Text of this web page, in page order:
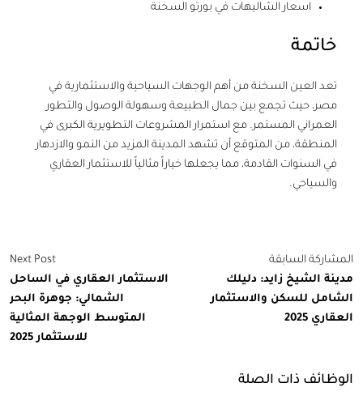
اسعار الشاليهات في بورتو السخنة
خاتمة
العين السخنةمن أهم الوجهات السياحية والاستثمارية في
مصر، حيث تجمع بين جمال الطبيعة وسهولة الوصول والتطور
العمراني المستمر. مع استمرار المشروعات التطويرية الكبرى في
المنطقة، من المتوقع أن تشهد المدينة المزيد من النمو والازدهار
في السنوات القادمة، مما يجعلها خياراً مثالياً للاستثمار العقاري
والسياحي.
السابقة
الشيخ زايد: دليلك
للسكن والاستثمار
2025
Next Post
الاستثمار العقاري في الساحل
الشمالي: جوهرة البحر
المتوسط الوجهة المثالية
للاستثمار 2025
ذات الصلة